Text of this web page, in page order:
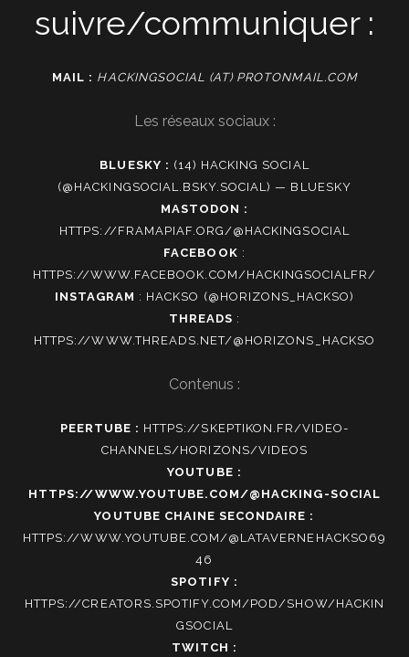
suivre/communiquer :
MAIL : HACKINGSOCIAL (AT) PROTONMAIL.COM
Les réseaux sociaux :
BLUESKY : (14) HACKING SOCIAL
(@HACKINGSOCIAL.BSKY.SOCIAL) — BLUESKY
MASTODON :
HTTPS://FRAMAPIAF.ORG/@HACKINGSOCIAL
FACEBOOK :
HTTPS://WWW.FACEBOOK.COM/HACKINGSOCIALFR/
INSTAGRAM : HACKSO (@HORIZONS_HACKSO)
THREADS :
HTTPS://WWW.THREADS.NET/@HORIZONS_HACKSO
Contenus :
PEERTUBE : HTTPS://SKEPTIKON.FR/VIDEO-
CHANNELS/HORIZONS/VIDEOS
YOUTUBE :
HTTPS://WWW.YOUTUBE.COM/@HACKING-SOCIAL
YOUTUBE CHAINE SECONDAIRE :
HTTPS://WWW.YOUTUBE.COM/@LATAVERNEHACKSO69
46
SPOTIFY :
HTTPS://CREATORS.SPOTIFY.COM/POD/SHOW/HACKIN
GSOCIAL
TWITCH :